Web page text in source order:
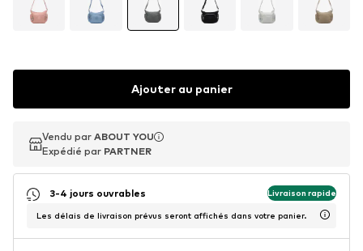
Ajouter au panier
Vendu par ABOUT YOU
Expédié par PARTNER
Vendu par ABOUT YOU
Expédié par PARTNER
3-4 jours ouvrables Livraison rapide
Les délais de livraison prévus seront affichés dans votre panier.